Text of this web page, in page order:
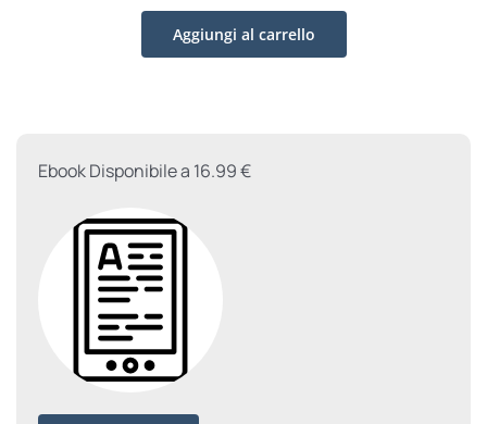
quantità
Aggiungi al carrello
Ebook Disponibile a 16.99 €